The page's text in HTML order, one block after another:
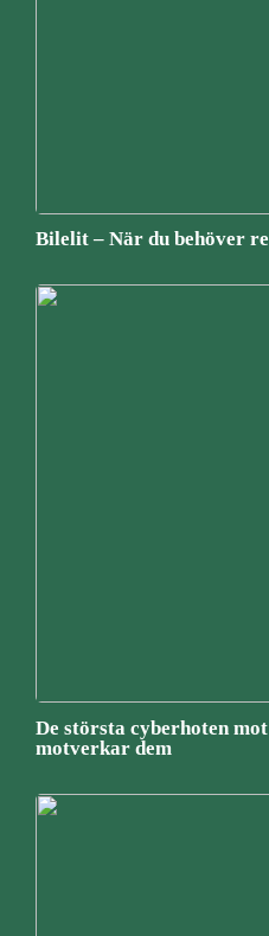
Bilelit – När du behöver
De största cyberhoten
motverkar dem